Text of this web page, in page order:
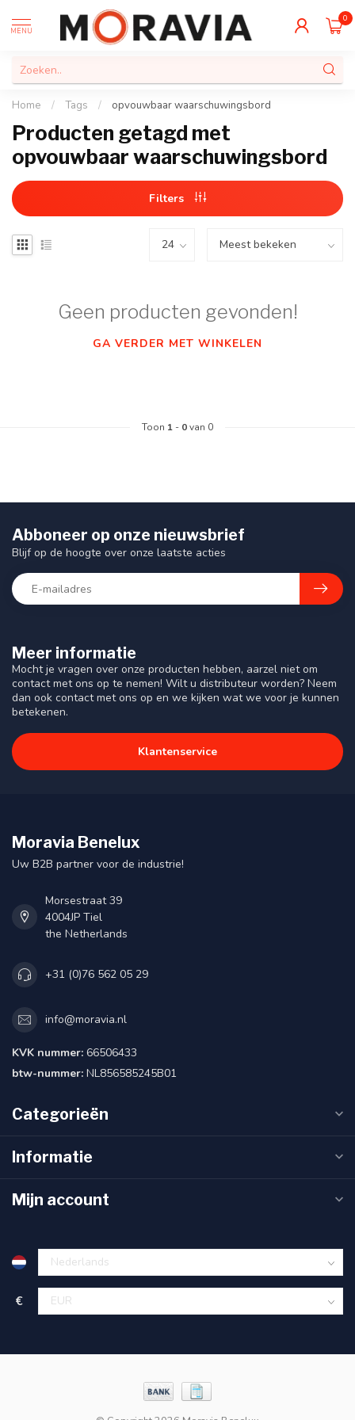
MENU
0
Home / Tags / opvouwbaar waarschuwingsbord
Producten getagd met
opvouwbaar waarschuwingsbord
Filters
Geen producten gevonden!
GA VERDER MET WINKELEN
Toon 1 - 0van 0
Meer informatie
Mocht je vragen over onze producten hebben, aarzel niet om
contact met ons op te nemen! Wilt u distributeur worden? Neem
dan ook contact met ons op en we kijken wat we voor je kunnen
betekenen.
Klantenservice
Abboneer op onze nieuwsbrief
Blijf op de hoogte over onze laatste acties
Moravia Benelux
Uw B2B partner voor de industrie!
Morsestraat 39
4004JP Tiel
the Netherlands
+31 (0)76 562 05 29
info@moravia.nl
KVK nummer: 66506433
btw-nummer: NL856585245B01
Categorieën
Informatie
Mijn account
€